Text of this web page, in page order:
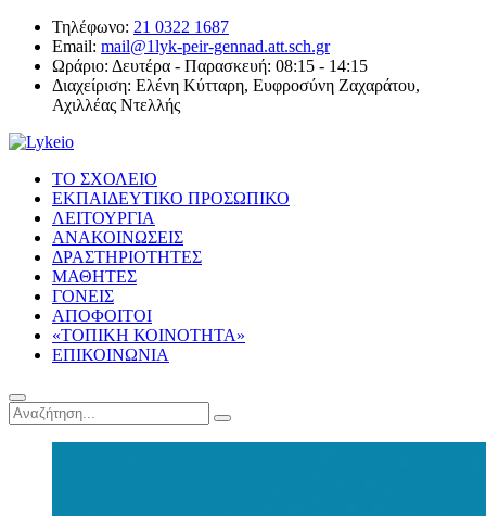
Τηλέφωνο: 21 0322 1687
Email: mail@1lyk-peir-gennad.att.sch.gr
Ωράριο: Δευτέρα - Παρασκευή: 08:15 - 14:15
Διαχείριση: Ελένη Κύτταρη, Ευφροσύνη Ζαχαράτου,
Αχιλλέας Ντελλής
ΤΟ ΣΧΟΛΕΙΟ
ΕΚΠΑΙΔΕΥΤΙΚΟ ΠΡΟΣΩΠΙΚΟ
ΛΕΙΤΟΥΡΓΙΑ
ΑΝΑΚΟΙΝΩΣΕΙΣ
ΔΡΑΣΤΗΡΙΟΤΗΤΕΣ
ΜΑΘΗΤΕΣ
ΓΟΝΕΙΣ
ΑΠΟΦΟΙΤΟΙ
«ΤΟΠΙΚΗ ΚΟΙΝΟΤΗΤΑ»
ΕΠΙΚΟΙΝΩΝΙΑ